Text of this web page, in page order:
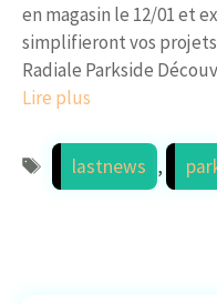
en magasin le 12/01 et
simplifieront vos
Radiale Parkside
Lire plus
Étiquettes
lastnews ,